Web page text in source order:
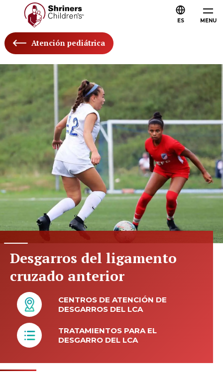
MENU
ES
Atención pediátrica
Desgarros del ligamento
cruzado anterior
CENTROS DE ATENCIÓN DE
DESGARROS DEL LCA
TRATAMIENTOS PARA EL
DESGARRO DEL LCA